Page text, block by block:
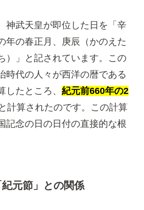
神武天皇が即位した日を「辛
年の春正月、庚辰（かのえた
）」と記されています。この
時代の人々が西洋の暦である
したところ、 紀元前660年の2
計算されたのです。この計算
記念の日の日付の直接的な根
元節」との関係